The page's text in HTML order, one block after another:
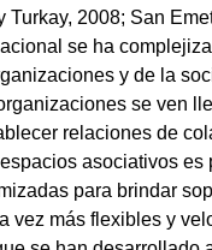
2008; San
se ha
y de la
se ven
relaciones de
asociativos
para brindar
vez más flexibles y